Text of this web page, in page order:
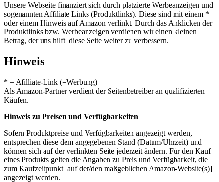
Unsere Webseite finanziert sich durch platzierte Werbeanzeigen und
sogenannten Affiliate Links (Produktlinks). Diese sind mit einem *
oder einem Hinweis auf Amazon verlinkt. Durch das Anklicken der
Produktlinks bzw. Werbeanzeigen verdienen wir einen kleinen
Betrag, der uns hilft, diese Seite weiter zu verbessern.
Hinweis
* = Afilliate-Link (=Werbung)
Als Amazon-Partner verdient der Seitenbetreiber an qualifizierten
Käufen.
Hinweis zu Preisen und Verfügbarkeiten
Sofern Produktpreise und Verfügbarkeiten angezeigt werden,
entsprechen diese dem angegebenen Stand (Datum/Uhrzeit) und
können sich auf der verlinkten Seite jederzeit ändern. Für den Kauf
eines Produkts gelten die Angaben zu Preis und Verfügbarkeit, die
zum Kaufzeitpunkt [auf der/den maßgeblichen Amazon-Website(s)]
angezeigt werden.